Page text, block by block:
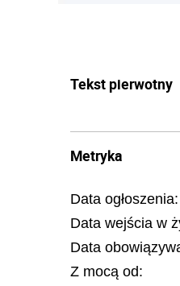
Tekst pierwotny
Metryka
Data ogłoszenia:
Data wejścia w
Data
Z mocą od: